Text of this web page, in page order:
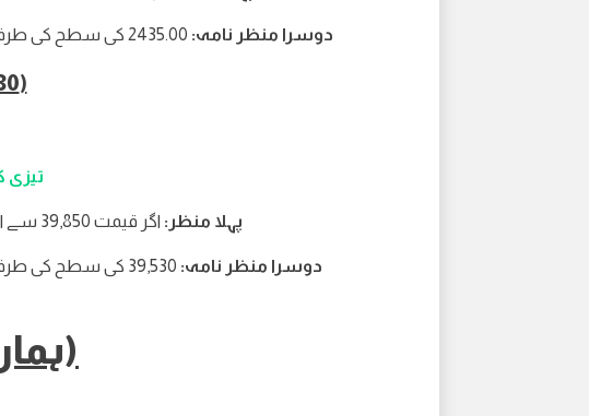
دوسرا منظر نامہ: 2435.00 کی سطح کی طرف گرنا اگر 1-Hr کینڈل 2458.00 سے نیچے بند ہو جائے
(US30)
تیزی
پہلا منظر: اگر قیمت 39,850 سے اوپر رہتی ہے تو 40,150 کی طرف اضافہ
دوسرا منظر نامہ: 39,530 کی سطح کی طرف گرنا اگر 1-Hr کینڈل 39,850 سے نیچے بند ہو جائے